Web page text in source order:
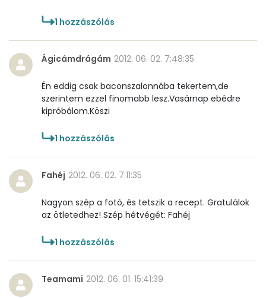
1 hozzászólás
Ágicámdrágám 2012. 06. 02. 7:48:35
Én eddig csak baconszalonnába tekertem,de
szerintem ezzel finomabb lesz.Vasárnap ebédre
kipróbálom.Köszi
1 hozzászólás
Fahéj 2012. 06. 02. 7:11:35
Nagyon szép a fotó, és tetszik a recept. Gratulálok
az ötletedhez! Szép hétvégét: Fahéj
1 hozzászólás
Teamami 2012. 06. 01. 15:41:39